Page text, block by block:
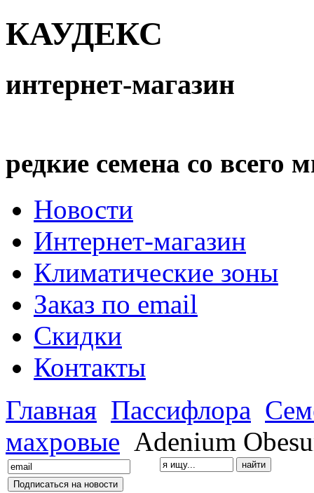
КАУДЕКС
интернет-магазин
редкие семена со всего
Новости
Интернет-магазин
Климатические зоны
Заказ по email
Скидки
Контакты
Главная Пассифлора
махровые Adenium